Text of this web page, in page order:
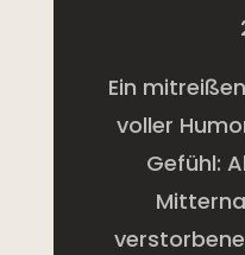
Ein
voller
Gefühl: